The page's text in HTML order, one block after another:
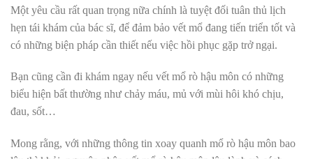
Một yêu cầu rất quan trọng nữa chính là tuyệt đối tuân thủ lịch
hẹn tái khám của bác sĩ, để đảm bảo vết mổ đang tiến triển tốt và
có những biện pháp cần thiết nếu việc hồi phục gặp trở ngại.
Bạn cũng cần đi khám ngay nếu vết mổ rò hậu môn có những
biểu hiện bất thường như chảy máu, mủ với mùi hôi khó chịu,
đau, sốt…
Mong rằng, với những thông tin xoay quanh mổ rò hậu môn bao